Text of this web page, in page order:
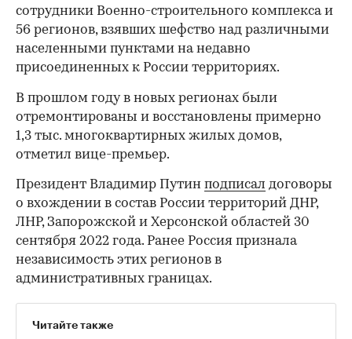
сотрудники Военно-строительного комплекса и
56 регионов, взявших шефство над различными
населенными пунктами на недавно
присоединенных к России территориях.
В прошлом году в новых регионах были
отремонтированы и восстановлены примерно
1,3 тыс. многоквартирных жилых домов,
отметил вице-премьер.
Президент Владимир Путин подписал договоры
о вхождении в состав России территорий ДНР,
ЛНР, Запорожской и Херсонской областей 30
сентября 2022 года. Ранее Россия признала
независимость этих регионов в
административных границах.
Читайте также